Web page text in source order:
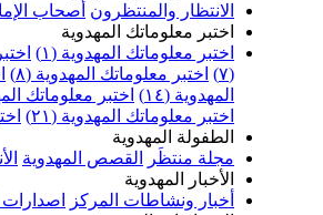
الانتظار والمنتظرون أصحاب
اختبر معلوماتك المهدوية
اختبر معلوماتك المهدوية (١)
(٧)
اختبر معلوماتك المهدوية (٨)
المهدوية (١٤)
اختبر معلوماتك
اختبر معلوماتك المهدوية (٢١)
الطفولة المهدوية
مجلة منتظَر
القصص المهدوية
الأخبار المهدوية
أخبار ونشاطات المركز
اصدارات